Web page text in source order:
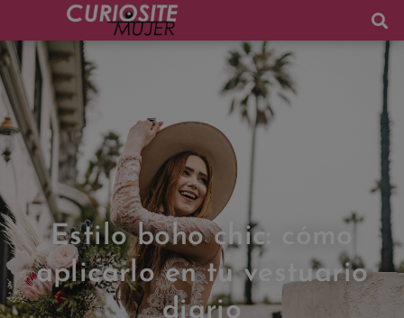
Estilo boho chic: cómo
aplicarlo en tu vestuario
diario